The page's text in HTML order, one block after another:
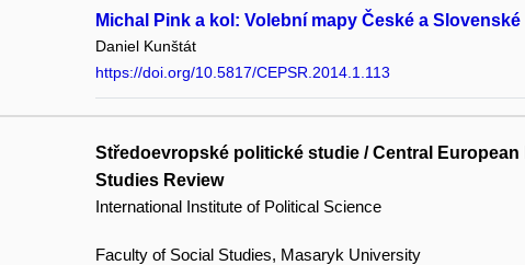
Michal Pink a kol: Volební mapy České a
Daniel Kunštát
https://doi.org/10.5817/CEPSR.2014.1.113
Středoevropské politické studie / Central European
Studies Review
International Institute of Political Science
Faculty of Social Studies, Masaryk University